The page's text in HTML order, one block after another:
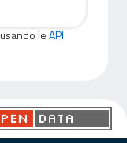
leAPI